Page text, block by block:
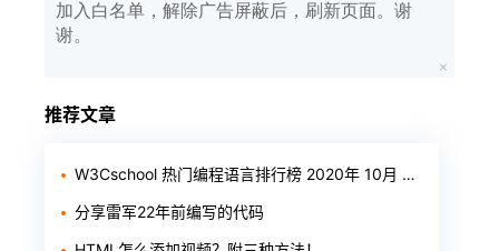
加入白名单，解除广告屏蔽后，刷新页面。谢
谢。
推荐文章
W3Cschool 热门编程语言排行榜 2020年 10月 TOP10
分享雷军22年前编写的代码